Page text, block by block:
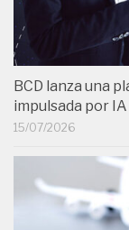
BCD lanza una
impulsada por IA
15/07/2026